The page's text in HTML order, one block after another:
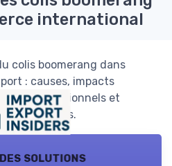
international
colis boomerang dans
: causes, impacts
les professionnels et
inutiles.
solutions